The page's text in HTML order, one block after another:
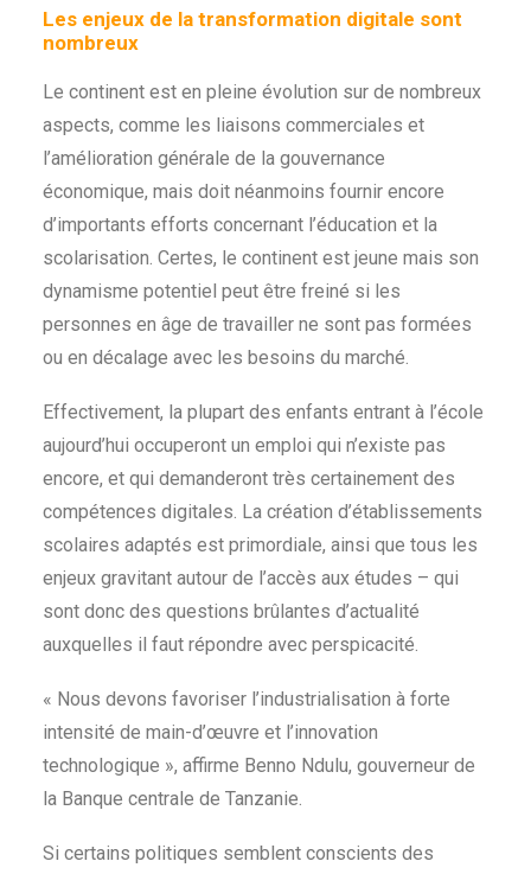
Les enjeux de la transformation digitale sont
nombreux
Le continent est en pleine évolution sur de nombreux
aspects, comme les liaisons commerciales et
l’amélioration générale de la gouvernance
économique, mais doit néanmoins fournir encore
d’importants efforts concernant l’éducation et la
scolarisation. Certes, le continent est jeune mais son
dynamisme potentiel peut être freiné si les
personnes en âge de travailler ne sont pas formées
ou en décalage avec les besoins du marché.
Effectivement, la plupart des enfants entrant à l’école
aujourd’hui occuperont un emploi qui n’existe pas
encore, et qui demanderont très certainement des
compétences digitales. La création d’établissements
scolaires adaptés est primordiale, ainsi que tous les
enjeux gravitant autour de l’accès aux études – qui
sont donc des questions brûlantes d’actualité
auxquelles il faut répondre avec perspicacité.
« Nous devons favoriser l’industrialisation à forte
intensité de main-d’œuvre et l’innovation
technologique », affirme Benno Ndulu, gouverneur de
la Banque centrale de Tanzanie.
Si certains politiques semblent conscients des